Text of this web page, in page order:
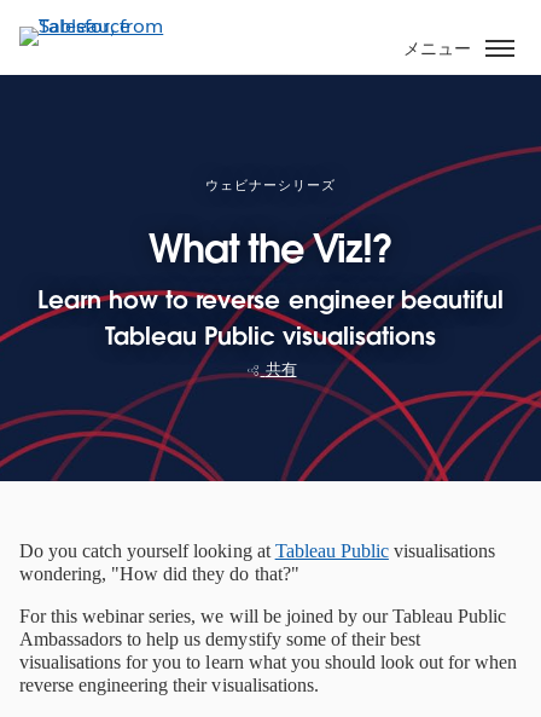
イ
ン
メニュー
ウェビナーシリーズ
What the Viz!?
Learn how to reverse engineer beautiful
Tableau Public visualisations
共有
Do you catch yourself looking at Tableau Public visualisations
wondering, "How did they do that?"
For this webinar series, we will be joined by our Tableau Public
Ambassadors to help us demystify some of their best
visualisations for you to learn what you should look out for when
reverse engineering their visualisations.